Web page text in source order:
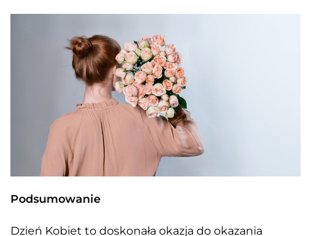
Podsumowanie
Dzień Kobiet to doskonała okazja do okazania